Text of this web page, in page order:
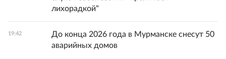
лихорадкой"
19:42
До конца 2026 года в Мурманске снесут 50
аварийных домов